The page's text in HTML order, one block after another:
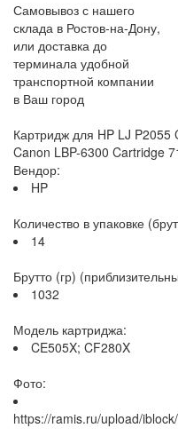
Самовывоз с нашего
склада в Ростов-на-Дону,
или доставка до
терминала удобной
транспортной компании
в Ваш город
Картридж для HP LJ
Canon LBP-6300 Cartridge
Вендор:
HP
Количество в упаковке
14
Брутто (гр)
1032
Модель картриджа:
CE505X; CF280X
Фото:
https://ramis.ru/upload/